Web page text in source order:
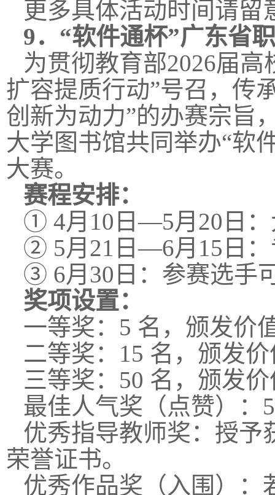
更多具体活动时间请留
9． “软件通杯”广东省
为贯彻教育部2026届
扩容提质行动”号召，传
创新为动力”的办赛宗旨
大学图书馆共同举办“软
大赛。
赛程安排：
① 4月10日—5月20日：
② 5月21日—6月15日：
③ 6月30日：参赛选手
奖项设置：
一等奖：5 名，颁发价
二等奖：15 名，颁发
三等奖：50 名，颁发
最佳人气奖（点赞）：
优秀指导教师奖：授予
荣誉证书。
优秀作品奖（入围）：